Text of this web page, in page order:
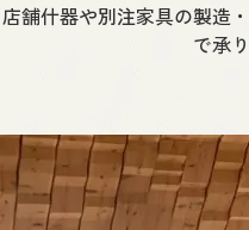
店舗什器や別注家具の製造
で承